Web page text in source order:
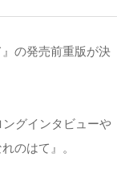
の発売前重版が決
ングインタビューや
のはて』。